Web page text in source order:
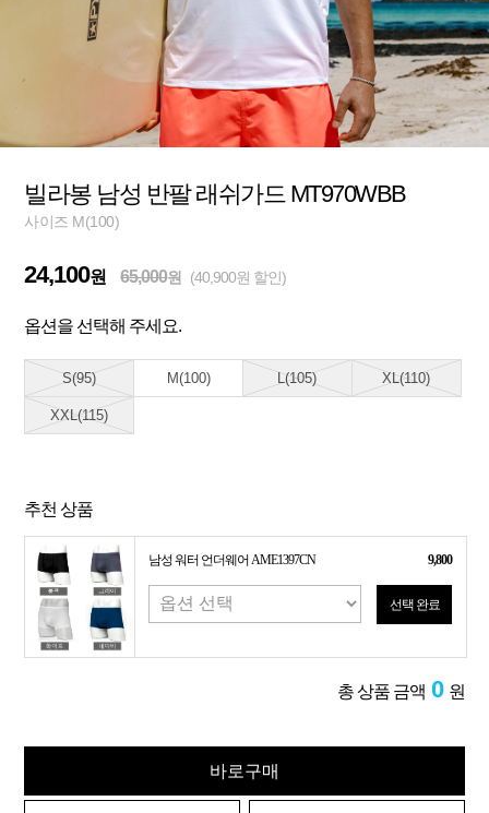
빌라봉 남성 반팔 래쉬가드 MT970WBB
사이즈 M(100)
24,100원 65,000원 (40,900원 할인)
옵션을 선택해 주세요.
S(95) M(100) L(105) XL(110)
XXL(115)
추천 상품
남성 워터 언더웨어 AME1397CN 9,800
선택 완료
총 상품 금액 0 원
바로구매